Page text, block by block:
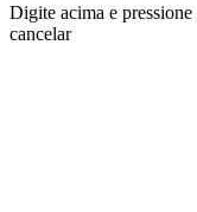
Digite acima e pressione
cancelar